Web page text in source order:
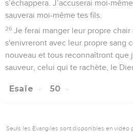
s’échappera. J’accuserai moi-
sauverai moi-même tes fils.
26 Je ferai manger leur propre chair
s'enivreront avec leur propre sang
nouveau et tous reconnaîtront que
sauveur, celui qui te rachète, le
Esaïe 50
Seuls les Évangiles sont disponibles en vidéo